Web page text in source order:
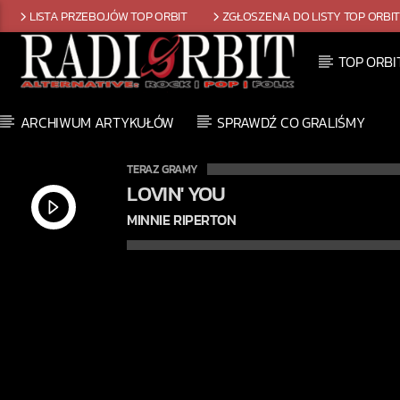
LISTA PRZEBOJÓW TOP ORBIT ZGŁOSZENIA DO LISTY TOP ORBIT
TOP
ARCHIWUM ARTYKUŁÓW SPRAWDŹ CO GRALIŚMY
TERAZ GRAMY
LOVIN' YOU
MINNIE RIPERTON